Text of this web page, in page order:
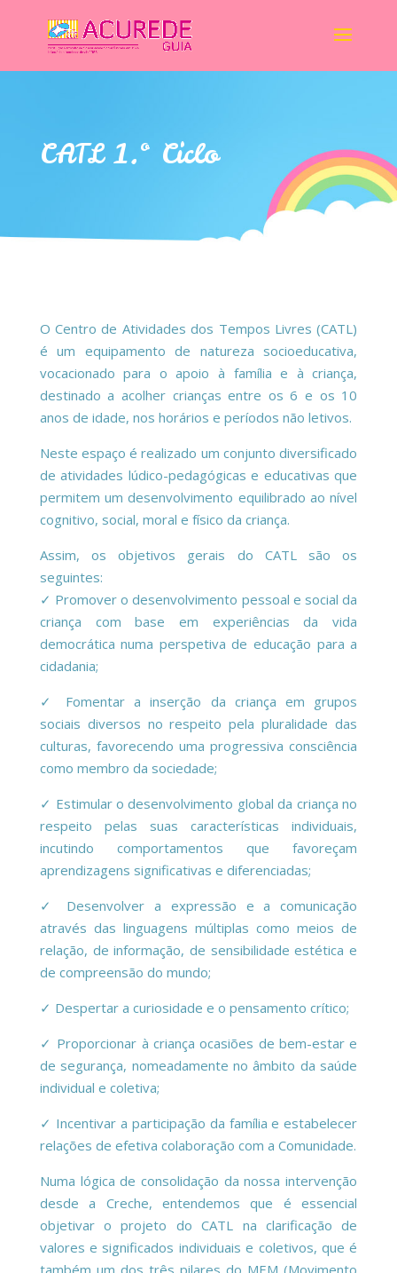
CATL 1.º Ciclo
O Centro de Atividades dos Tempos Livres (CATL)
é um equipamento de natureza socioeducativa,
vocacionado para o apoio à família e à criança,
destinado a acolher crianças entre os 6 e os 10
anos de idade, nos horários e períodos não letivos.
Neste espaço é realizado um conjunto diversificado
de atividades lúdico-pedagógicas e educativas que
permitem um desenvolvimento equilibrado ao nível
cognitivo, social, moral e físico da criança.
Assim, os objetivos gerais do CATL são os
seguintes:
✓ Promover o desenvolvimento pessoal e social da
criança com base em experiências da vida
democrática numa perspetiva de educação para a
cidadania;
✓ Fomentar a inserção da criança em grupos
sociais diversos no respeito pela pluralidade das
culturas, favorecendo uma progressiva consciência
como membro da sociedade;
✓ Estimular o desenvolvimento global da criança no
respeito pelas suas características individuais,
incutindo comportamentos que favoreçam
aprendizagens significativas e diferenciadas;
✓ Desenvolver a expressão e a comunicação
através das linguagens múltiplas como meios de
relação, de informação, de sensibilidade estética e
de compreensão do mundo;
✓ Despertar a curiosidade e o pensamento crítico;
✓ Proporcionar à criança ocasiões de bem-estar e
de segurança, nomeadamente no âmbito da saúde
individual e coletiva;
✓ Incentivar a participação da família e estabelecer
relações de efetiva colaboração com a Comunidade.
Numa lógica de consolidação da nossa intervenção
desde a Creche, entendemos que é essencial
objetivar o projeto do CATL na clarificação de
valores e significados individuais e coletivos, que é
também um dos três pilares do MEM (Movimento